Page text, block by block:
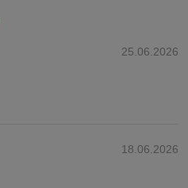
25.06.2026
18.06.2026